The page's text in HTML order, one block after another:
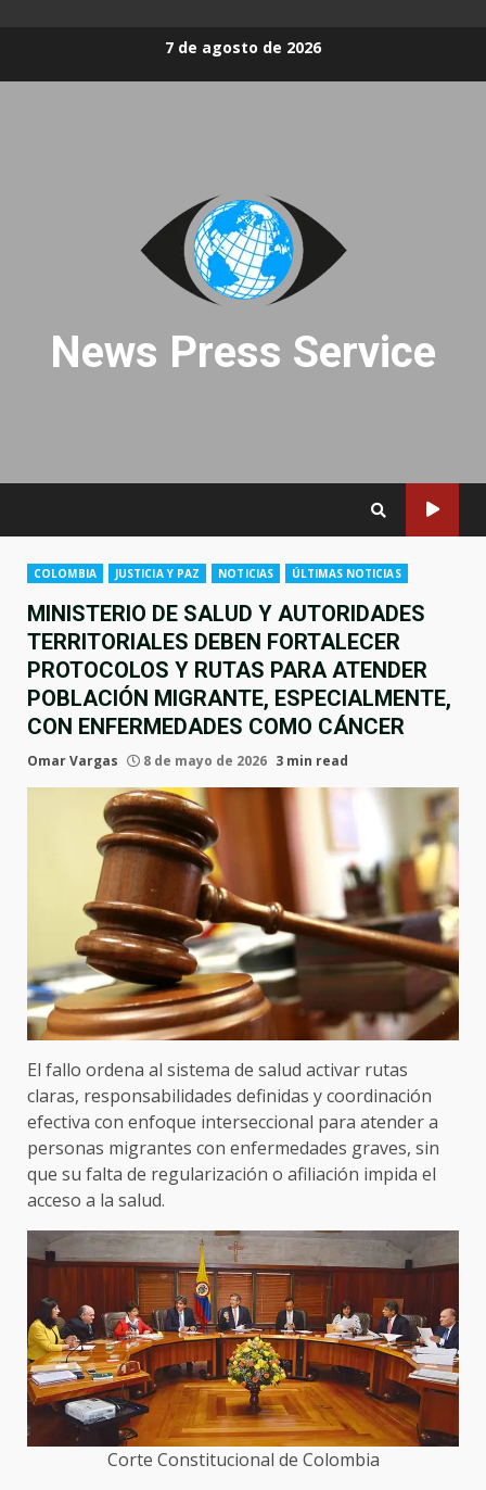
7 de agosto de 2026
News Press Service
COLOMBIA JUSTICIA Y PAZ NOTICIAS ÚLTIMAS NOTICIAS
MINISTERIO DE SALUD Y AUTORIDADES
TERRITORIALES DEBEN FORTALECER
PROTOCOLOS Y RUTAS PARA ATENDER
POBLACIÓN MIGRANTE, ESPECIALMENTE,
CON ENFERMEDADES COMO CÁNCER
Omar Vargas 8 de mayo de 2026 3 min read
El fallo ordena al sistema de salud activar rutas
claras, responsabilidades definidas y coordinación
efectiva con enfoque interseccional para atender a
personas migrantes con enfermedades graves, sin
que su falta de regularización o afiliación impida el
acceso a la salud.
Corte Constitucional de Colombia